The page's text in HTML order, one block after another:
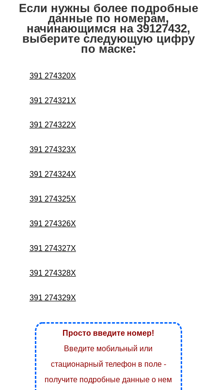
Если нужны более подробные
данные по номерам,
начинающимся на 39127432,
выберите следующую цифру
по маске:
391 274320X
391 274321X
391 274322X
391 274323X
391 274324X
391 274325X
391 274326X
391 274327X
391 274328X
391 274329X
Просто введите номер!
Введите мобильный или
стационарный телефон в поле -
получите подробные данные о нем